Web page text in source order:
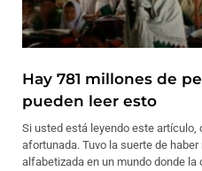
Hay 781 millones de
pueden leer esto
Si usted está leyendo este artículo,
afortunada. Tuvo la suerte de
alfabetizada en un mundo donde